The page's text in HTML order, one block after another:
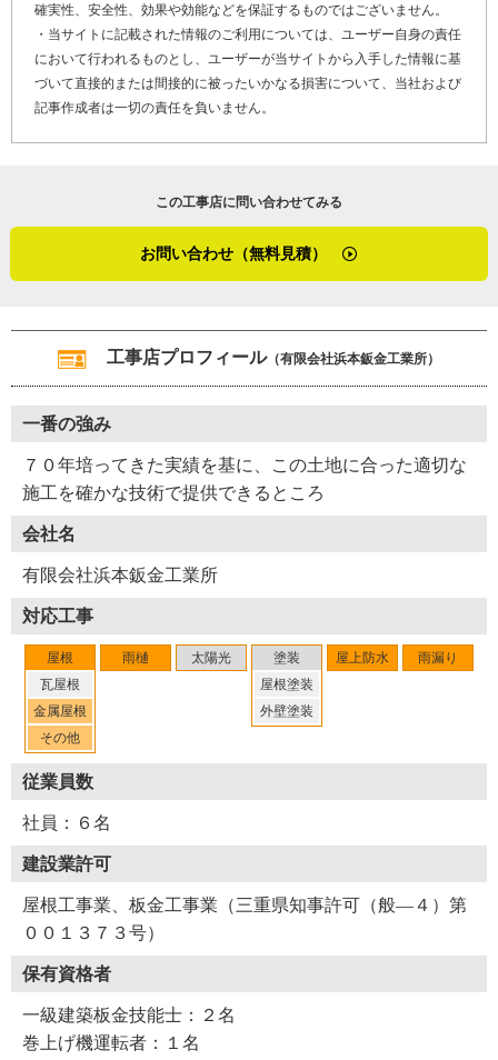
確実性、安全性、効果や効能などを保証するものではございません。
・当サイトに記載された情報のご利用については、ユーザー自身の責任
において行われるものとし、ユーザーが当サイトから入手した情報に基
づいて直接的または間接的に被ったいかなる損害について、当社および
記事作成者は一切の責任を負いません。
この工事店に問い合わせてみる
お問い合わせ（無料見積）
工事店プロフィール（有限会社浜本鈑金工業所）
一番の強み
７０年培ってきた実績を基に、この土地に合った適切な
施工を確かな技術で提供できるところ
会社名
有限会社浜本鈑金工業所
対応工事
屋根
瓦屋根
金属屋根
その他
雨樋 太陽光
塗装
屋根塗装
外壁塗装
屋上防水 雨漏り
従業員数
社員：６名
建設業許可
屋根工事業、板金工事業（三重県知事許可（般―４）第
００１３７３号）
保有資格者
一級建築板金技能士：２名
巻上げ機運転者：１名